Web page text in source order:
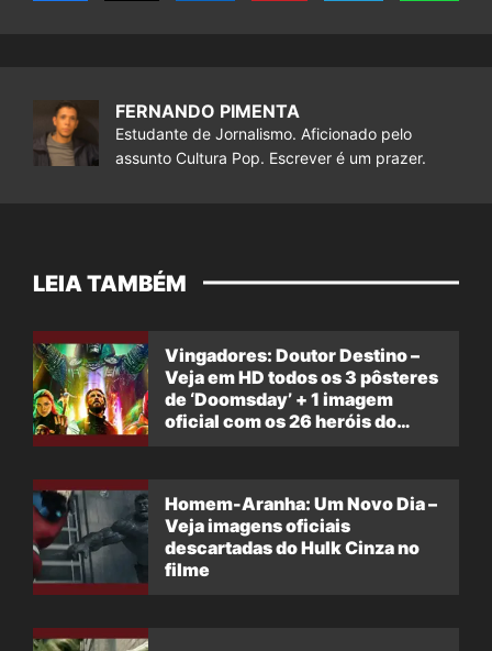
FERNANDO PIMENTA
Estudante de Jornalismo. Aficionado pelo
assunto Cultura Pop. Escrever é um prazer.
LEIA TAMBÉM
Vingadores: Doutor Destino –
Veja em HD todos os 3 pôsteres
de ‘Doomsday’ + 1 imagem
oficial com os 26 heróis do
Homem-Aranha: Um Novo Dia –
Veja imagens oficiais
descartadas do Hulk Cinza no
filme